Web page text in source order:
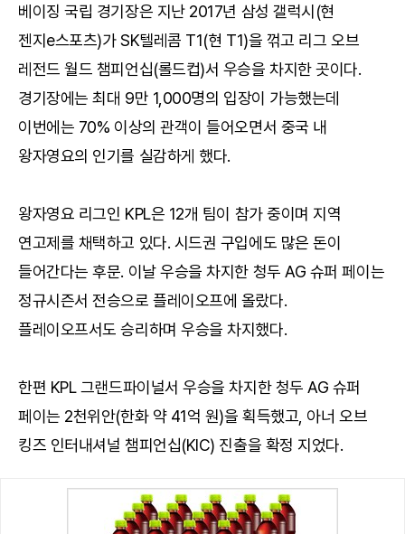
베이징 국립 경기장은 지난 2017년 삼성 갤럭시(현
젠지e스포츠)가 SK텔레콤 T1(현 T1)을 꺾고 리그 오브
레전드 월드 챔피언십(롤드컵)서 우승을 차지한 곳이다.
경기장에는 최대 9만 1,000명의 입장이 가능했는데
이번에는 70% 이상의 관객이 들어오면서 중국 내
왕자영요의 인기를 실감하게 했다.
왕자영요 리그인 KPL은 12개 팀이 참가 중이며 지역
연고제를 채택하고 있다. 시드권 구입에도 많은 돈이
들어간다는 후문. 이날 우승을 차지한 청두 AG 슈퍼 페이는
정규시즌서 전승으로 플레이오프에 올랐다.
플레이오프서도 승리하며 우승을 차지했다.
한편 KPL 그랜드파이널서 우승을 차지한 청두 AG 슈퍼
페이는 2천위안(한화 약 41억 원)을 획득했고, 아너 오브
킹즈 인터내셔널 챔피언십(KIC) 진출을 확정 지었다.